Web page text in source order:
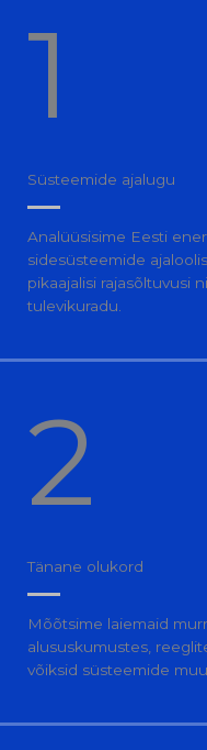
1
Süsteemide ajalugu
Analüüsisime Eesti
sidesüsteemide
pikaajalisi rajasõltuvusi
tulevikuradu.
2
Tänane olukord
Mõõtsime laiemaid
alususkumustes,
võiksid süsteemide